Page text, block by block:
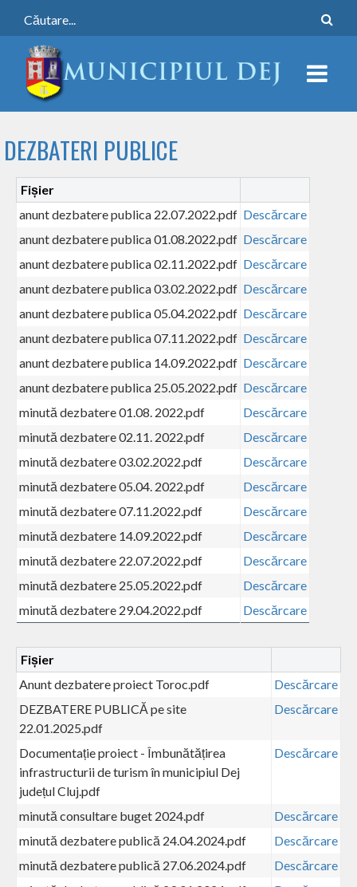
DEZBATERI PUBLICE
Fișier
anunt dezbatere publica 22.07.2022.pdf Descărcare
anunt dezbatere publica 01.08.2022.pdf Descărcare
anunt dezbatere publica 02.11.2022.pdf Descărcare
anunt dezbatere publica 03.02.2022.pdf Descărcare
anunt dezbatere publica 05.04.2022.pdf Descărcare
anunt dezbatere publica 07.11.2022.pdf Descărcare
anunt dezbatere publica 14.09.2022.pdf Descărcare
anunt dezbatere publica 25.05.2022.pdf Descărcare
minută dezbatere 01.08. 2022.pdf
Descărcare
minută dezbatere 02.11. 2022.pdf
Descărcare
minută dezbatere 03.02.2022.pdf
Descărcare
minută dezbatere 05.04. 2022.pdf
Descărcare
minută dezbatere 07.11.2022.pdf
Descărcare
minută dezbatere 14.09.2022.pdf
Descărcare
minută dezbatere 22.07.2022.pdf
Descărcare
minută dezbatere 25.05.2022.pdf
Descărcare
minută dezbatere 29.04.2022.pdf
Descărcare
Fișier
Anunt dezbatere proiect Toroc.pdf
Descărcare
DEZBATERE PUBLICĂ pe site
22.01.2025.pdf
Descărcare
Documentație proiect - Îmbunătățirea
infrastructurii de turism în municipiul Dej
județul Cluj.pdf
Descărcare
minută consultare buget 2024.pdf
Descărcare
minută dezbatere publică 24.04.2024.pdf
Descărcare
minută dezbatere publică 27.06.2024.pdf
Descărcare